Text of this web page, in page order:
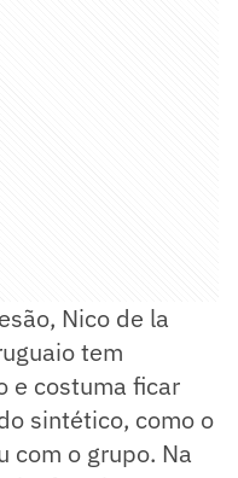
Nico de la
tem
e costuma ficar
sintético, como o
com o grupo. Na